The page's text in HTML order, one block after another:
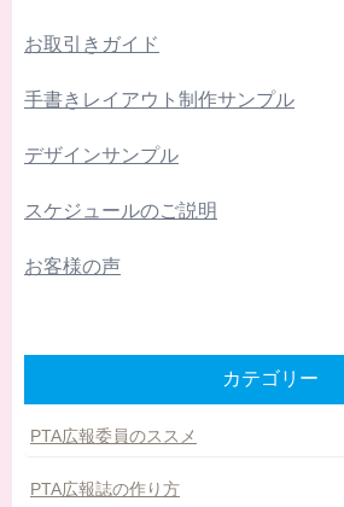
お取引きガイド
手書きレイアウト制作サンプル
デザインサンプル
スケジュールのご説明
お客様の声
カテゴリー
PTA広報委員のススメ
PTA広報誌の作り方